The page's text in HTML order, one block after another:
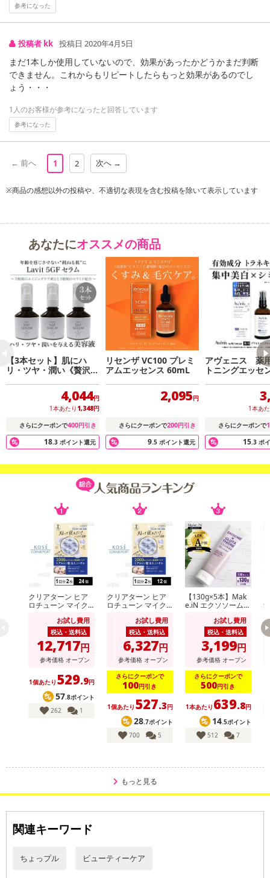
ンクまとめて支払い、楽天ペイ、メルペイ、AEON Pay、Amazon
Payでお支払いの場合、決済のため外部サイトへ遷移します。
※予約商品は決済手段ごとに定められた決済期限日にお支払いを完
さい。
【配送伝票番号について】
※配送形態がメール便の商品については、商品の発送完了後、配送
伝票番号がマイページに表示されない場合もございます。
【配送日時の指定について】
※配送日時の指定が可能な商品の場合、商品によってご指定できる
カート機能をご利用の場合は、配送日時指定をご利用いただけませ
発送日カレンダー
休業日
その他共通および商品カテゴリー別注意事項（※必ずご確認くだ
さい）
こちらの情報は 2026年07月09日時点での情報となります。
参考になった
投稿者 kk 投稿日 2020年4月5日
まだ1本しか使用していないので、効果があったかどうかまだ判断
できません。これからもリピートしたらもっと効果があるのでし
ょう・・・
1人のお客様が参考になったと回答しています
参考になった
← 前へ 1 2 次へ →
※商品の感想以外の投稿や、不適切な表現を含む投稿を除いて表示しています
あなたにオススメの商品
【3本セット】肌にハ
リ・ツヤ・潤い《贅沢エ
4,044円
1本あたり 1,348円
さらにクーポンで400円引き
18.3 ポイント還元
リセンザ VC100 プレミ
アムエッセンス 60mL
2,095円
さらにクーポンで200円引き
9.5 ポイント還元
アヴェニス 薬
トニングエッセ
mL＜医薬部外
1本あ
さらにクーポンで
15.3 ポ
クリアターン ヒア
ロチューン マイク
分(2枚入)お試し費用
税込・送料込
12,717円
参考価格 オープン
1個あたり 529.9円
57.8ポイント
262
1
クリアターン ヒア
ロチューン マイク
分(2枚入)お試し費用
税込・送料込
6,327円
参考価格 オープン
さらにクーポンで
100円引き
1個あたり 527.3円
28.7ポイント
700
5
【130g×5本】Mak
e.iN エクソソーム×
お試し費用
税込・送料込
3,199円
参考価格 オープン
さらにクーポンで
500円引き
1本あたり 639.8円
14.5ポイント
512
7
もっと見る
関連キーワード
ちょっプル ビューティーケア